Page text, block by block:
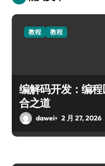
教程 教程
编解码开发：编
合之道
dawei 2 月 27, 2026